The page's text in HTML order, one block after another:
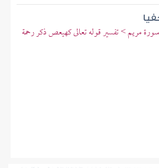
مريم > تفسير قوله تعالى كهيعص ذكر رحمة